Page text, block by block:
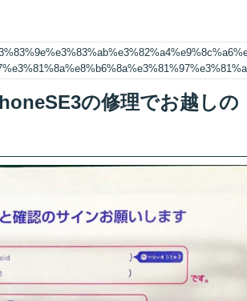
の修理でお越しの